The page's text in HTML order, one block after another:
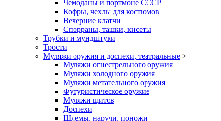
Чемоданы и портмоне СССР
Кофры, чехлы для костюмов
Вечерние клатчи
Спорраны, ташки, кисеты
Трубки и мундштуки
Трости
Муляжи оружия и доспехи, театральные >
Муляжи огнестрельного оружия
Муляжи холодного оружия
Муляжи метательного оружия
Футуристическое оружие
Муляжи щитов
Доспехи
Шлемы, наручи, поножи